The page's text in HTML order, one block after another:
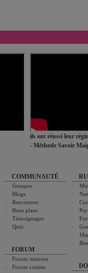
ils ont réussi leur
- Méthode Savoir
COMMUNAUTÉ
Groupes
Blogs
Rencontres
Bons plans
Témoignages
Quiz
FORUM
Forum minceur
Forum cuisine